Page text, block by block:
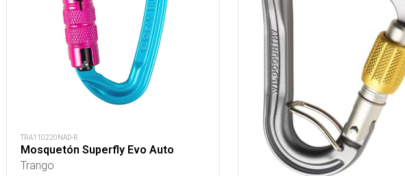
TRA110220NAD-R
Mosquetón Superfly Evo Auto
Trango